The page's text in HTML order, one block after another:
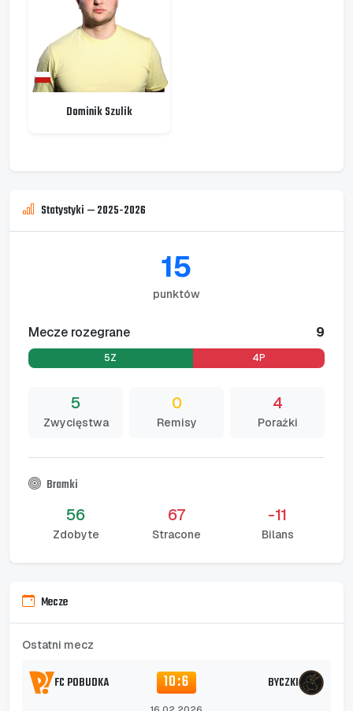
Dominik Szulik
Statystyki — 2025-2026
15
punktów
Mecze rozegrane 9
5Z 4P
5
Zwycięstwa
0
Remisy
4
Porażki
Bramki
56
Zdobyte
67
Stracone
-11
Bilans
Mecze
Ostatni mecz
FC POBUDKA 10:6 BYCZKI